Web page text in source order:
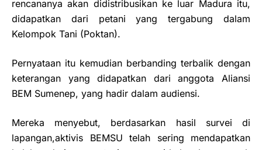
rencananya akan didistribusikan ke luar Madura itu,
didapatkan dari petani yang tergabung dalam
Kelompok Tani (Poktan).
Pernyataan itu kemudian berbanding terbalik dengan
keterangan yang didapatkan dari anggota Aliansi
BEM Sumenep, yang hadir dalam audiensi.
Mereka menyebut, berdasarkan hasil survei di
lapangan,aktivis BEMSU telah sering mendapatkan